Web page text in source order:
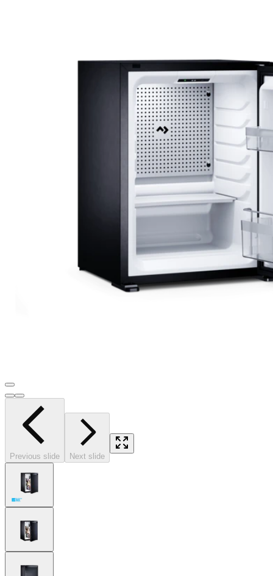
Previous slide Next slide